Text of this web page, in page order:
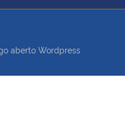
aberto Wordpress